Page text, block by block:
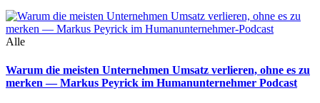
Alle
Warum die meisten Unternehmen Umsatz verlieren, ohne es zu
merken — Markus Peyrick im Humanunternehmer Podcast